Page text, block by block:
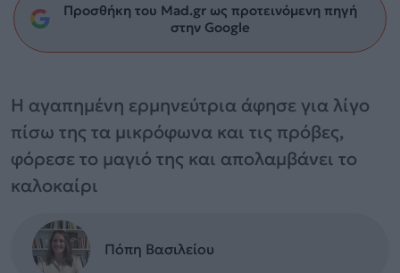
Προσθήκη του Mad.gr ως προτεινόμενη πηγή
στην Google
Η αγαπημένη ερμηνεύτρια άφησε για λίγο
πίσω της τα μικρόφωνα και τις πρόβες,
φόρεσε το μαγιό της και απολαμβάνει το
καλοκαίρι
Πόπη Βασιλείου